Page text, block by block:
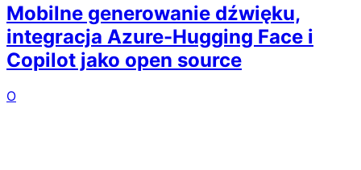
Mobilne generowanie dźwięku,
integracja Azure-Hugging Face i
Copilot jako open source
O